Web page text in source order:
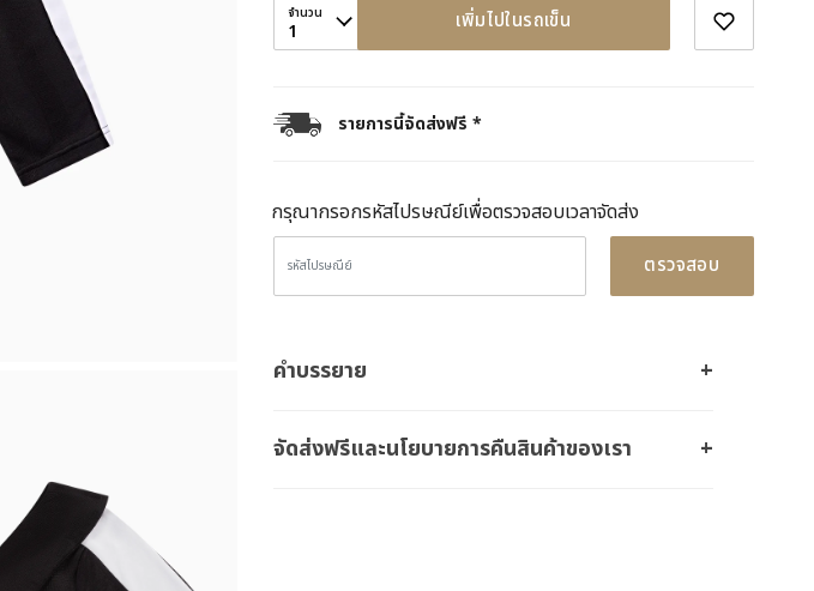
จำนวน
1 เพิ่มไปในรถเข็น
รายการนี้จัดส่งฟรี *
กรุณากรอกรหัสไปรษณีย์เพื่อตรวจสอบเวลาจัดส่ง
ตรวจสอบ
คำบรรยาย
จัดส่งฟรีและนโยบายการคืนสินค้าของเรา